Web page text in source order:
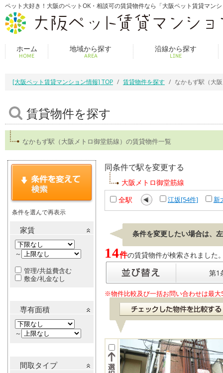
ペット大好き！大阪のペットOK・相談可の賃貸物件なら「大阪ペット賃貸マン
ホーム
HOME
地域から探す
AREA
沿線から探す
LINE
[大阪ペット賃貸マンション情報] TOP 賃貸物件を探す なかもず駅（大
賃貸物件を探す
なかもず駅（大阪メトロ御堂筋線）の賃貸物件一覧
条件を選んで再表示
家賃
～
管理/共益費含む
敷金/礼金なし
専有面積
～
間取タイプ
同条件で駅を変更する
大阪メトロ御堂筋線
全駅
江坂[54件] 新
条件を変更したい場合は、
14件の賃貸物件が検索されました
第1
※物件比較及び一括お問い合わせは最大